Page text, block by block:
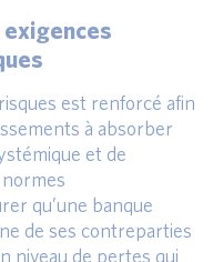
est renforcé afin
à absorber
et de
qu’une banque
de ses contreparties
niveau de pertes qui